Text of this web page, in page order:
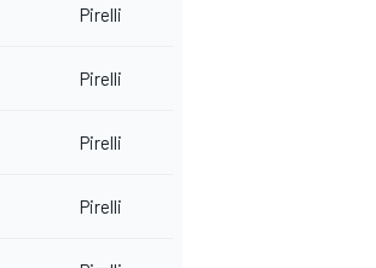
Pirelli
Pirelli
Pirelli
Pirelli